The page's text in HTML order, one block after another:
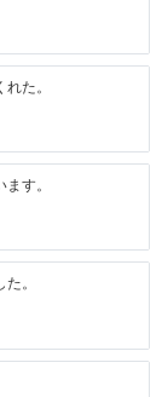
た。
す。
。